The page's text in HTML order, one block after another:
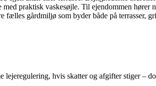
praktisk vaskesøjle. Til ejendommen
gårdmiljø som byder både på terrasser,
hvis skatter og afgifter stiger –